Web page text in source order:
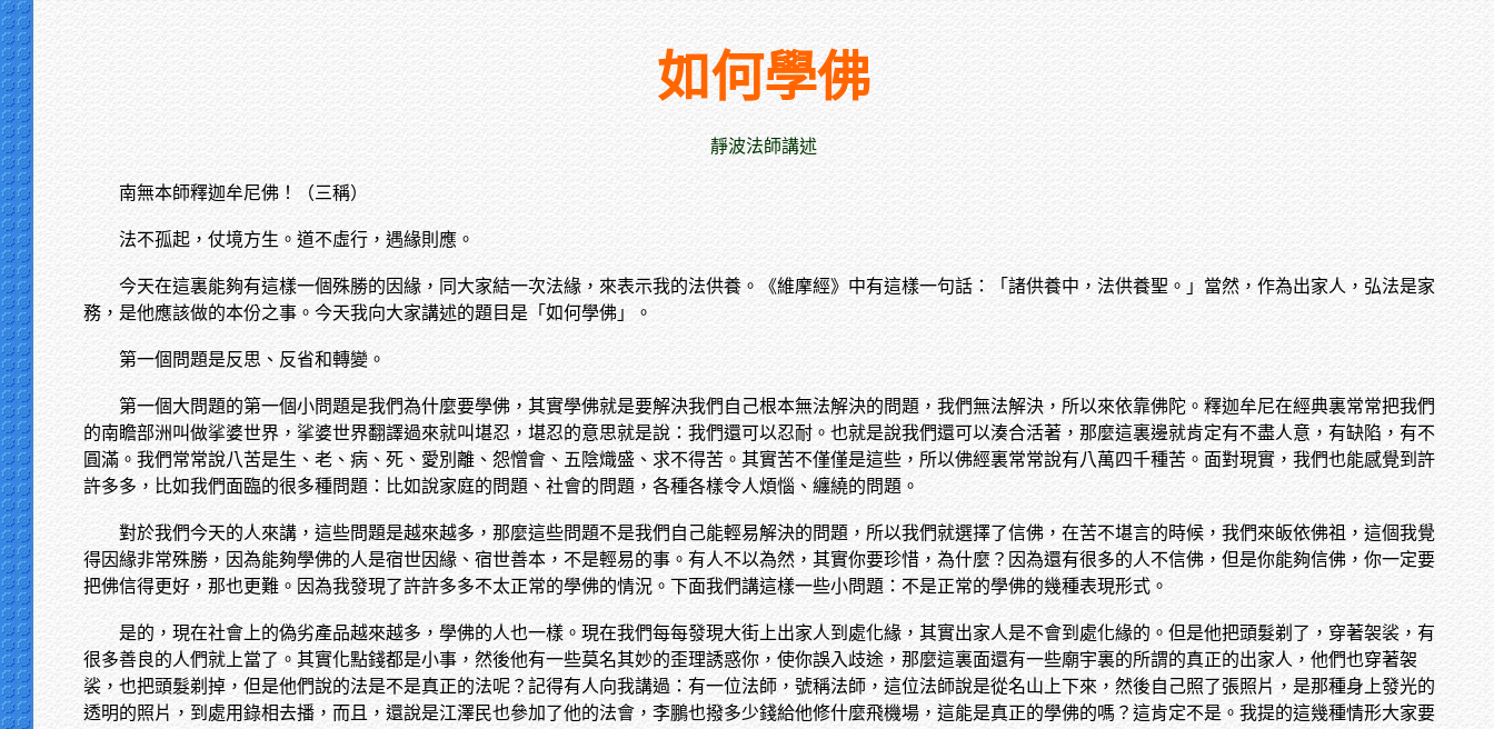
如何學佛
靜波法師講述
南無本師釋迦牟尼佛！（三稱）
法不孤起，仗境方生。道不虛行，遇緣則應。
今天在這裏能夠有這樣一個殊勝的因緣，同大家結一次法緣，來表示我的法供養。《維摩經》中有這樣一句話：「諸供養中，法供養聖。」當然，作為出家人，弘法是家
務，是他應該做的本份之事。今天我向大家講述的題目是「如何學佛」。
第一個問題是反思、反省和轉變。
第一個大問題的第一個小問題是我們為什麼要學佛，其實學佛就是要解決我們自己根本無法解決的問題，我們無法解決，所以來依靠佛陀。釋迦牟尼在經典裏常常把我們
的南瞻部洲叫做挲婆世界，挲婆世界翻譯過來就叫堪忍，堪忍的意思就是說：我們還可以忍耐。也就是說我們還可以湊合活著，那麼這裏邊就肯定有不盡人意，有缺陷，有不
圓滿。我們常常說八苦是生、老、病、死、愛別離、怨憎會、五陰熾盛、求不得苦。其實苦不僅僅是這些，所以佛經裏常常說有八萬四千種苦。面對現實，我們也能感覺到許
許多多，比如我們面臨的很多種問題：比如說家庭的問題、社會的問題，各種各樣令人煩惱、纏繞的問題。
對於我們今天的人來講，這些問題是越來越多，那麼這些問題不是我們自己能輕易解決的問題，所以我們就選擇了信佛，在苦不堪言的時候，我們來皈依佛祖，這個我覺
得因緣非常殊勝，因為能夠學佛的人是宿世因緣、宿世善本，不是輕易的事。有人不以為然，其實你要珍惜，為什麼？因為還有很多的人不信佛，但是你能夠信佛，你一定要
把佛信得更好，那也更難。因為我發現了許許多多不太正常的學佛的情況。下面我們講這樣一些小問題：不是正常的學佛的幾種表現形式。
是的，現在社會上的偽劣產品越來越多，學佛的人也一樣。現在我們每每發現大街上出家人到處化緣，其實出家人是不會到處化緣的。但是他把頭髮剃了，穿著袈裟，有
很多善良的人們就上當了。其實化點錢都是小事，然後他有一些莫名其妙的歪理誘惑你，使你誤入歧途，那麼這裏面還有一些廟宇裏的所謂的真正的出家人，他們也穿著袈
裟，也把頭髮剃掉，但是他們說的法是不是真正的法呢？記得有人向我講過：有一位法師，號稱法師，這位法師說是從名山上下來，然後自己照了張照片，是那種身上發光的
透明的照片，到處用錄相去播，而且，還說是江澤民也參加了他的法會，李鵬也撥多少錢給他修什麼飛機場，這能是真正的學佛的嗎？這肯定不是。我提的這幾種情形大家要